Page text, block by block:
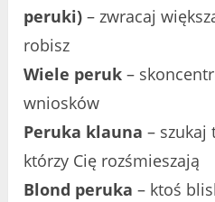
peruki) – zwracaj
robisz
Wiele peruk –
wniosków
Peruka klauna – szukaj
którzy Cię rozśmieszają
Blond peruka – ​​​​ktoś